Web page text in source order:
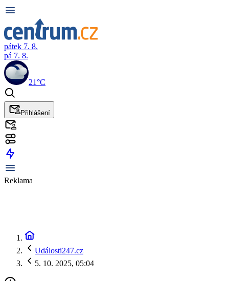
pátek 7. 8.
pá 7. 8.
21°C
Přihlášení
Reklama
Události247.cz
5. 10. 2025, 05:04